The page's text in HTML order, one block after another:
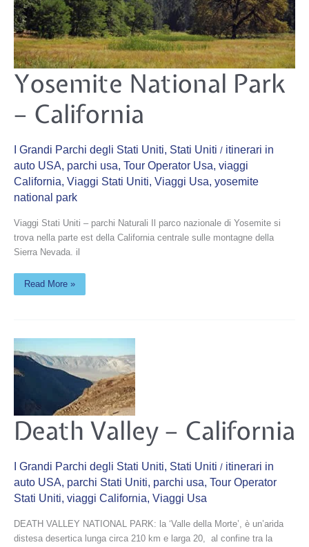
Yosemite National Park
– California
I Grandi Parchi degli Stati Uniti, Stati Uniti / itinerari in
auto USA, parchi usa, Tour Operator Usa, viaggi
California, Viaggi Stati Uniti, Viaggi Usa, yosemite
national park
Viaggi Stati Uniti – parchi Naturali Il parco nazionale di Yosemite si
trova nella parte est della California centrale sulle montagne della
Sierra Nevada. il
Yosemite
National
Park
California
Read More »
Death Valley – California
I Grandi Parchi degli Stati Uniti, Stati Uniti / itinerari in
auto USA, parchi Stati Uniti, parchi usa, Tour Operator
Stati Uniti, viaggi California, Viaggi Usa
DEATH VALLEY NATIONAL PARK: la ‘Valle della Morte’, è un’arida
distesa desertica lunga circa 210 km e larga 20, al confine tra la
Death
Valley
–
California